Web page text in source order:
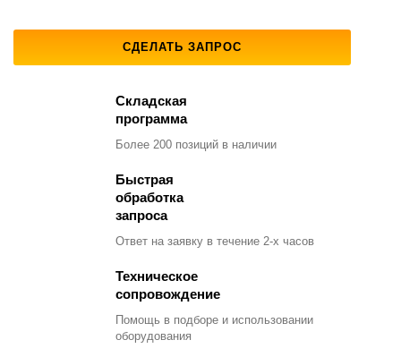
СДЕЛАТЬ ЗАПРОС
Складская
программа
Более 200 позиций в наличии
Быстрая
обработка
запроса
Ответ на заявку в течение 2-х часов
Техническое
сопровождение
Помощь в подборе и использовании
оборудования